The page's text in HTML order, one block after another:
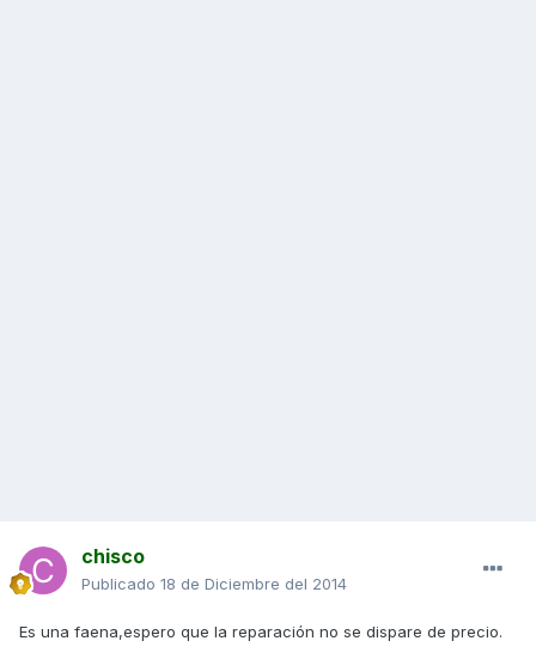
chisco
Publicado 18 de Diciembre del 2014
Es una faena,espero que la reparación no se dispare de precio.